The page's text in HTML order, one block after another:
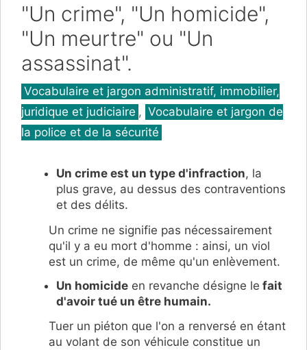
"Un crime", "Un homicide",
"Un meurtre" ou "Un
assassinat".
Catégories
Vocabulaire et jargon administratif, immobilier,
juridique et judiciaire , Vocabulaire et jargon de
la police et de la sécurité
Un crime est un type d'infraction, la
plus grave, au dessus des contraventions
et des délits.
Un crime ne signifie pas nécessairement
qu'il y a eu mort d'homme : ainsi, un viol
est un crime, de même qu'un enlèvement.
Un homicide en revanche désigne le fait
d'avoir tué un être humain.
Tuer un piéton que l'on a renversé en étant
au volant de son véhicule constitue un